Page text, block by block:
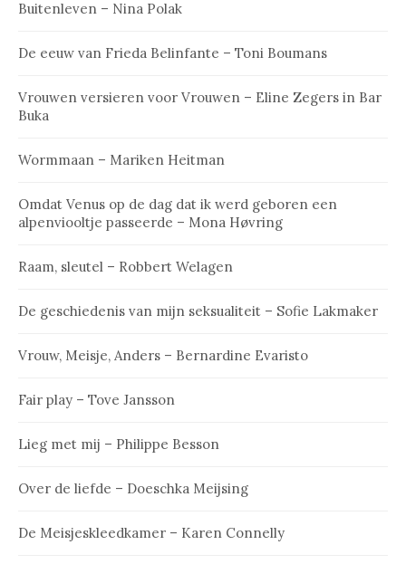
Buitenleven – Nina Polak
De eeuw van Frieda Belinfante – Toni Boumans
Vrouwen versieren voor Vrouwen – Eline Zegers in Bar
Buka
Wormmaan – Mariken Heitman
Omdat Venus op de dag dat ik werd geboren een
alpenviooltje passeerde – Mona Høvring
Raam, sleutel – Robbert Welagen
De geschiedenis van mijn seksualiteit – Sofie Lakmaker
Vrouw, Meisje, Anders – Bernardine Evaristo
Fair play – Tove Jansson
Lieg met mij – Philippe Besson
Over de liefde – Doeschka Meijsing
De Meisjeskleedkamer – Karen Connelly